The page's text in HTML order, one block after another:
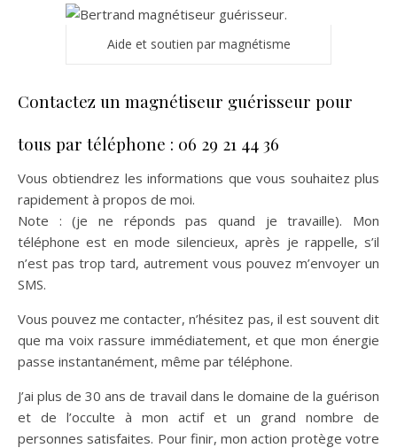
Aide et soutien par magnétisme
Contactez un magnétiseur guérisseur pour
tous par téléphone : 06 29 21 44 36
Vous obtiendrez les informations que vous souhaitez plus
rapidement à propos de moi.
Note : (je ne réponds pas quand je travaille). Mon
téléphone est en mode silencieux, après je rappelle, s’il
n’est pas trop tard, autrement vous pouvez m’envoyer un
SMS.
Vous pouvez me contacter, n’hésitez pas, il est souvent dit
que ma voix rassure immédiatement, et que mon énergie
passe instantanément, même par téléphone.
J’ai plus de 30 ans de travail dans le domaine de la guérison
et de l’occulte à mon actif et un grand nombre de
personnes satisfaites. Pour finir, mon action protège votre